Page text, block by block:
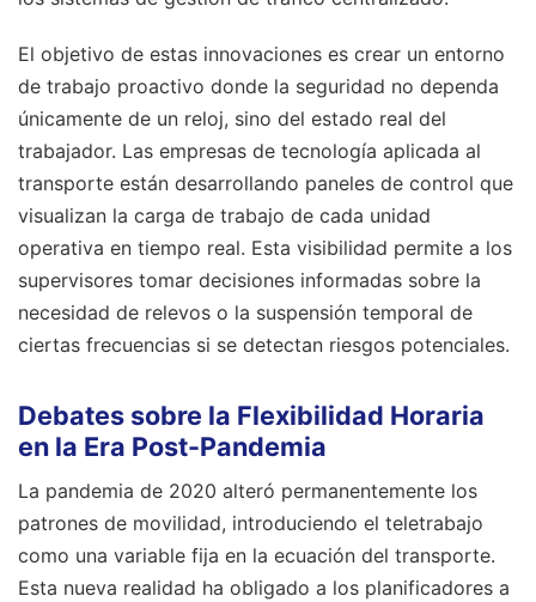
El objetivo de estas innovaciones es crear un entorno
de trabajo proactivo donde la seguridad no dependa
únicamente de un reloj, sino del estado real del
trabajador. Las empresas de tecnología aplicada al
transporte están desarrollando paneles de control que
visualizan la carga de trabajo de cada unidad
operativa en tiempo real. Esta visibilidad permite a los
supervisores tomar decisiones informadas sobre la
necesidad de relevos o la suspensión temporal de
ciertas frecuencias si se detectan riesgos potenciales.
Debates sobre la Flexibilidad Horaria
en la Era Post-Pandemia
La pandemia de 2020 alteró permanentemente los
patrones de movilidad, introduciendo el teletrabajo
como una variable fija en la ecuación del transporte.
Esta nueva realidad ha obligado a los planificadores a